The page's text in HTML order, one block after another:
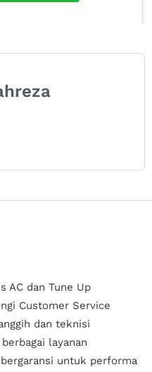
AC dan Tune Up
Customer Service
dan teknisi
layanan
untuk performa